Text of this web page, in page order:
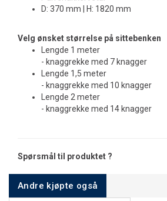
D: 370 mm | H: 1820 mm
Velg ønsket størrelse på sittebenken
Lengde 1 meter
- knaggrekke med 7 knagger
Lengde 1,5 meter
- knaggrekke med 10 knagger
Lengde 2 meter
- knaggrekke med 14 knagger
Spørsmål til produktet ?
Andre kjøpte også